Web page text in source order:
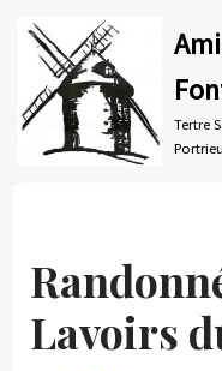
Aller
au
contenu
Tertre
Lavoirs